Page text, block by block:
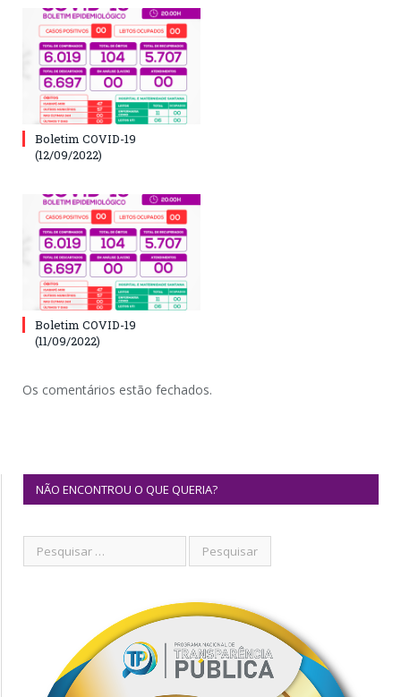
Boletim COVID-19
(12/09/2022)
Boletim COVID-19
(11/09/2022)
Os comentários estão fechados.
NÃO ENCONTROU O QUE QUERIA?